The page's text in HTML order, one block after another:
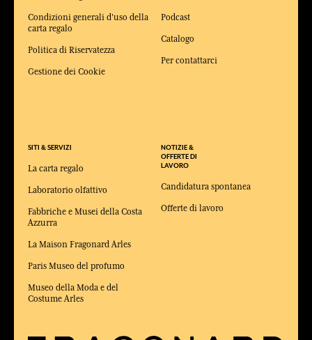
Condizioni generali d'uso della
carta regalo
Politica di Riservatezza
Gestione dei Cookie
SITI & SERVIZI
La carta regalo
Laboratorio olfattivo
Fabbriche e Musei della Costa
Azzurra
La Maison Fragonard Arles
Paris Museo del profumo
Museo della Moda e del
Costume Arles
Podcast
Catalogo
Per contattarci
NOTIZIE &
OFFERTE DI
LAVORO
Candidatura spontanea
Offerte di lavoro